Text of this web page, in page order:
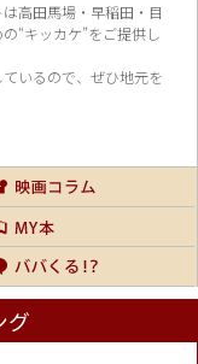
高田馬場・早稲田・目
“キッカケ”をご提供し
いるので、 ぜひ地元を
グ